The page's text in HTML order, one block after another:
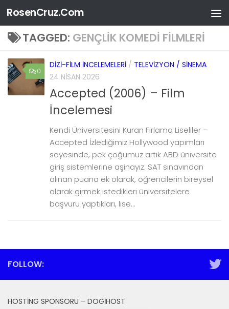
Skip to content
RosenCruz.Com
TAGGED: GENÇLIK KOMEDI FILMLERI
0
DIZI-FILM İNCELEMELERI / TELEVIZYON / SINEMA
24 NISAN 2026
Accepted (2006) – Film
İncelemesi
Kendi Üniversitesini Kuran Fırlama Liseliler –
Accepted İzlediğimiz Hollywood yapımları
sayesinde, pek çoğumuz artık ABD üniversite
giriş sistemlerine aşinayız. SAT sınavından
alınan puana ek olarak, öğrencilerin bireysel
olarak girmek istedikleri üniversitelere
başvuru yaptıkları, lise...
FOLLOW:
HOSTING SPONSORU – DOGIHOST